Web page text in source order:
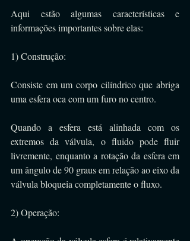
Aqui estão algumas características e
informações importantes sobre elas:
1) Construção:
Consiste em um corpo cilíndrico que abriga
uma esfera oca com um furo no centro.
Quando a esfera está alinhada com os
extremos da válvula, o fluido pode fluir
livremente, enquanto a rotação da esfera em
um ângulo de 90 graus em relação ao eixo da
válvula bloqueia completamente o fluxo.
2) Operação: